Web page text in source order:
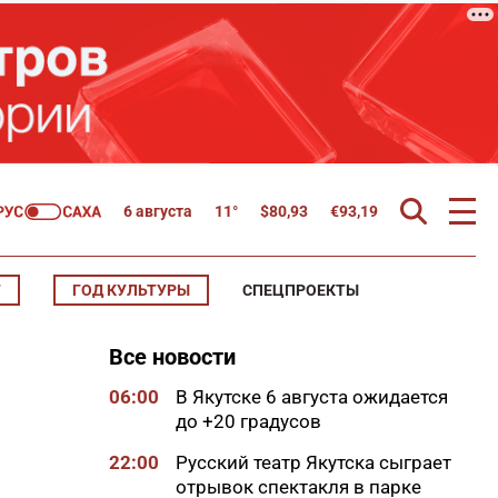
6 августа 11° $80,93 €93,19
ГОД КУЛЬТУРЫ СПЕЦПРОЕКТЫ
Все новости
06:00
В Якутске 6 августа ожидается
до +20 градусов
22:00
Русский театр Якутска сыграет
отрывок спектакля в парке